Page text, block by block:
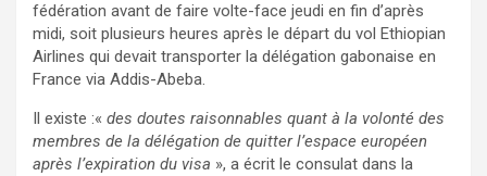
fédération avant de faire volte-face jeudi en fin d’après
midi, soit plusieurs heures après le départ du vol Ethiopian
Airlines qui devait transporter la délégation gabonaise en
France via Addis-Abeba.
Il existe :« des doutes raisonnables quant à la volonté des
membres de la délégation de quitter l’espace européen
après l’expiration du visa », a écrit le consulat dans la